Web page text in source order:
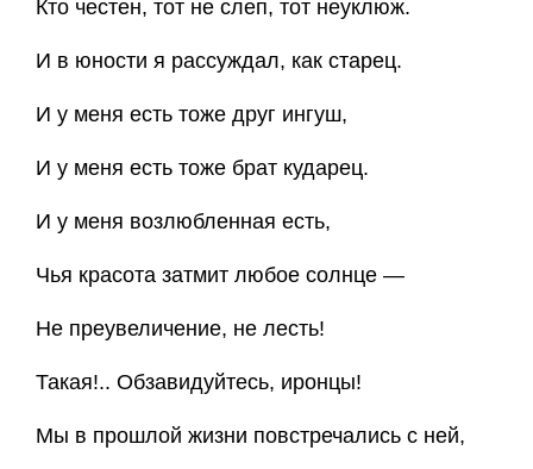
Кто честен, тот не слеп, тот неуклюж.
И в юности я рассуждал, как старец.
И у меня есть тоже друг ингуш,
И у меня есть тоже брат кударец.
И у меня возлюбленная есть,
Чья красота затмит любое солнце —
Не преувеличение, не лесть!
Такая!.. Обзавидуйтесь, иронцы!
Мы в прошлой жизни повстречались с ней,